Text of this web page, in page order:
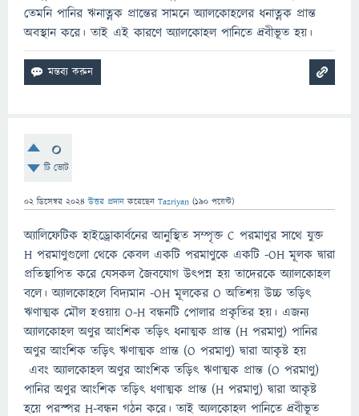
তেমনি পানির ঋনাত্নক প্রান্তের সামনে অ্যালকোহলের ধনাত্নক প্রান্ত
অবস্থান করে। তাই এই কারণে অ্যালকোহল পানিতে দ্রবীভূত হয়।
0
টি ভোট
02 ডিসেম্বর 2024 উত্তর প্রদান করেছেন Tazriyan (190 পয়েন্ট)
অ্যালিফেটিক হাইড্রোকার্বনের আনুস্থিত সম্পৃক্ত C পরমাণুর সাথে যুক্ত
H পরমাণুগুলো থেকে কেবল একটি পরমাণুকে একটি -OH মূলক দ্বারা
প্রতিস্থাপিত করে যেসকল জৈবযোগ উৎপন্ন হয় তাদেরকে অ্যালকোহল
বলে। অ্যালকোহলে বিদ্যমান -OH মূলকের O অতিশয় উচ্চ তড়িৎ
ঋণাত্মক মৌল হওয়ায় O-H বন্ধনটি পোলার প্রকৃতির হয়। এজন্য
অ্যালকোহল অণুর আংশিক তড়িৎ ধনাত্মক প্রান্ত (H পরমাণু) পানির
অণুর আংশিক তড়িৎ ঋণাত্মক প্রান্ত (O পরমাণু) দ্বারা আকৃষ্ট হয়
এবং অ্যালকোহল অণুর আংশিক তড়িৎ ঋণাত্মক প্রান্ত (O পরমাণু)
পানির অণুর আংশিক তড়িৎ ধণাত্মক প্রান্ত (H পরমাণু) দ্বারা আকৃষ্ট
হয়ে পরস্পর H-বন্ধন গঠন করে। তাই অ্যলকোহল পানিতে দ্রবীভূত